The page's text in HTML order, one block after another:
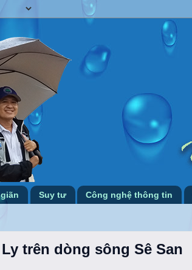
Suy tư Công nghệ thông tin
trên dòng sông Sê San